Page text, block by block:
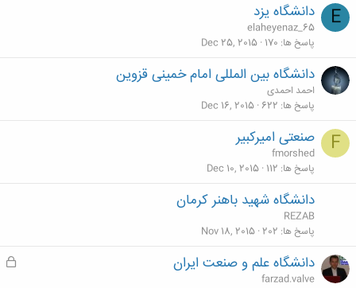
E دانشگاه یزد
elaheyenaz_65
پاسخ ها 170
Dec 25, 2015
دانشگاه بین المللی امام خمینی قزوین
احمد احمدی
پاسخ ها 622
Dec 16, 2015
F صنعتی امیرکبیر
fmorshed
پاسخ ها 112
Dec 10, 2015
دانشگاه شهید باهنر کرمان
REZAB
پاسخ ها 202
Nov 18, 2015
ق
دانشگاه علم و صنعت ایران
farzad.valve